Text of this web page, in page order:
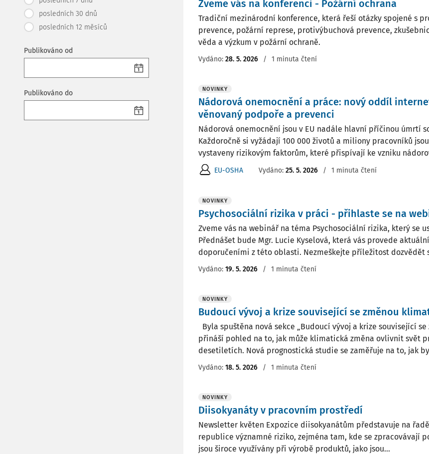
posledních 30 dnů
posledních 12 měsíců
Publikováno od
Publikováno do
Zveme vás na konferenci - Požární ochrana
Tradiční mezinárodní konference, která řeší otázky spojené s
prevence, požární represe, protivýbuchová prevence,
věda a výzkum v požární ochraně.
Vydáno: 28. 5. 2026 / 1 minuta čtení
NOVINKY
Nádorová onemocnění a práce: nový oddíl
věnovaný podpoře a prevenci
Nádorová onemocnění jsou v EU nadále hlavní příčinou úmrtí
Každoročně si vyžádají 100 000 životů a miliony pracovníků
vystaveny rizikovým faktorům, které přispívají ke vzniku
EU-OSHA Vydáno: 25. 5. 2026 / 1 minuta čtení
NOVINKY
Psychosociální rizika v práci - přihlaste se na
Zveme vás na webinář na téma Psychosociální rizika, který se
Přednášet bude Mgr. Lucie Kyselová, která vás provede
doporučeními z této oblasti. Nezmeškejte příležitost dozvědět
Vydáno: 19. 5. 2026 / 1 minuta čtení
NOVINKY
Budoucí vývoj a krize související se změnou
Byla spuštěna nová sekce „Budoucí vývoj a krize související
přináší pohled na to, jak může klimatická změna ovlivnit svět
desetiletích. Nová prognostická studie se zaměřuje na to, jak
Vydáno: 18. 5. 2026 / 1 minuta čtení
NOVINKY
Diisokyanáty v pracovním prostředí
Newsletter květen Expozice diisokyanátům představuje na
republice významné riziko, zejména tam, kde se zpracovávají
jsou široce využívány při výrobě produktů, jako jsou...